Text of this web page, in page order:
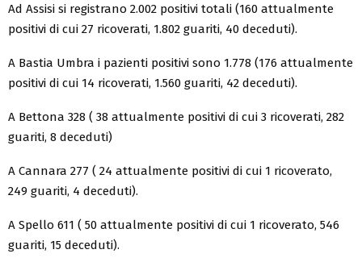
Ad Assisi si registrano 2.002 positivi totali (160 attualmente
positivi di cui 27 ricoverati, 1.802 guariti, 40 deceduti).
A Bastia Umbra i pazienti positivi sono 1.778 (176 attualmente
positivi di cui 14 ricoverati, 1.560 guariti, 42 deceduti).
A Bettona 328 ( 38 attualmente positivi di cui 3 ricoverati, 282
guariti, 8 deceduti)
A Cannara 277 ( 24 attualmente positivi di cui 1 ricoverato,
249 guariti, 4 deceduti).
A Spello 611 ( 50 attualmente positivi di cui 1 ricoverato, 546
guariti, 15 deceduti).